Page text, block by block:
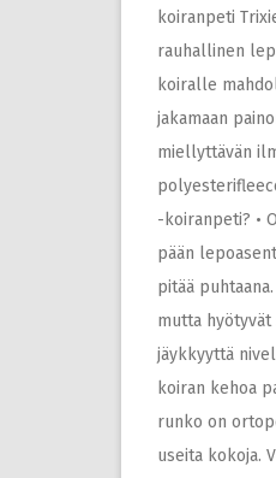
koiranpeti
rauhallinen
koiralle
jakamaan
miellyttävän
-koiranpeti? •
pään
pitää
mutta
jäykkyyttä
koiran kehoa
runko on
useita kokoja.